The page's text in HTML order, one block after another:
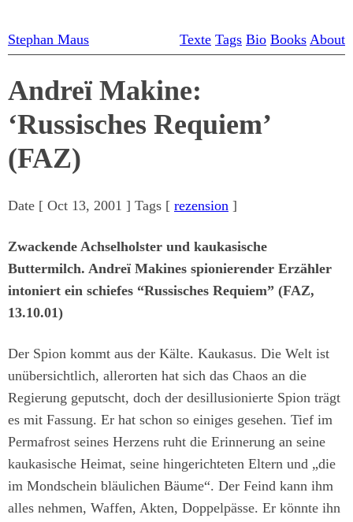
Stephan Maus Texte Tags Bio Books About
Andreï Makine:
‘Russisches Requiem’
(FAZ)
Date [ Oct 13, 2001 ] Tags [ rezension ]
Zwackende Achselholster und kaukasische
Buttermilch. Andreï Makines spionierender Erzähler
intoniert ein schiefes “Russisches Requiem” (FAZ,
13.10.01)
Der Spion kommt aus der Kälte. Kaukasus. Die Welt ist
unübersichtlich, allerorten hat sich das Chaos an die
Regierung geputscht, doch der desillusionierte Spion trägt
es mit Fassung. Er hat schon so einiges gesehen. Tief im
Permafrost seines Herzens ruht die Erinnerung an seine
kaukasische Heimat, seine hingerichteten Eltern und „die
im Mondschein bläulichen Bäume“. Der Feind kann ihm
alles nehmen, Waffen, Akten, Doppelpässe. Er könnte ihn